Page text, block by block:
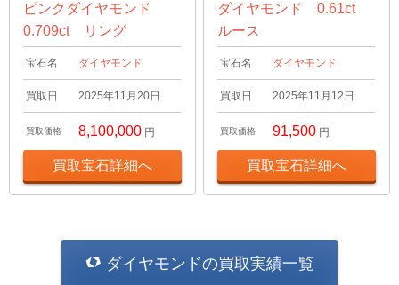
ピンクダイヤモンド
0.709ct リング
宝石名 ダイヤモンド
買取日 2025年11月20日
買取価格 8,100,000 円
買取宝石詳細へ
ダイヤモンド 0.61ct
ルース
宝石名 ダイヤモンド
買取日 2025年11月12日
買取価格 91,500 円
買取宝石詳細へ
ダイヤモンドの買取実績一覧